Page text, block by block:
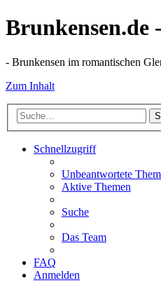
Brunkensen.de
- Brunkensen im romantischen
Zum Inhalt
Schnellzugriff
Unbeantwortete
Aktive Themen
Suche
Das Team
FAQ
Anmelden